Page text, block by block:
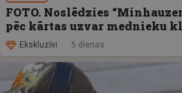
FOTO. Noslēdzies
pēc kārtas uzvar mednieku
Ekskluzīvi 5 dienas